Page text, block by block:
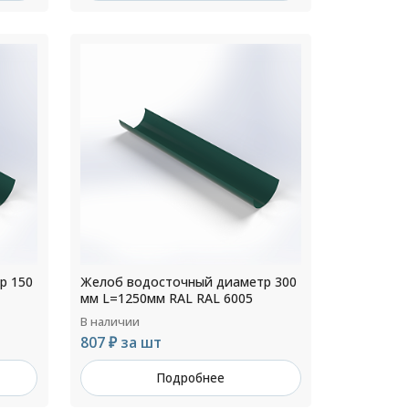
150
Желоб водосточный диаметр 300
мм L=1250мм RAL RAL 6005
В наличии
807 ₽ за шт
Подробнее